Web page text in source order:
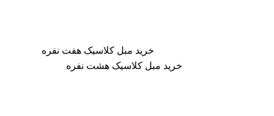
خرید مبل کلاسیک هفت نفره
خرید مبل کلاسیک هشت نفره